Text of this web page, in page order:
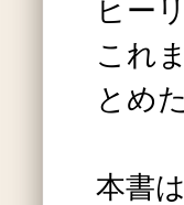
ヒー
これ
とめ
本書